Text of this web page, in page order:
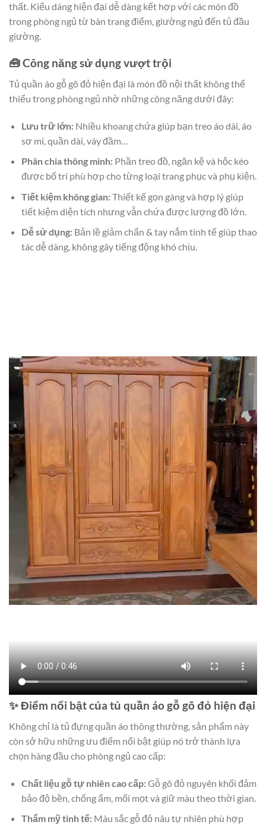
thất. Kiểu dáng hiện đại dễ dàng kết hợp với các món đồ
trong phòng ngủ từ bàn trang điểm, giường ngủ đến tủ đầu
giường.
🧰 Công năng sử dụng vượt trội
Tủ quần áo gỗ gõ đỏ hiện đại là món đồ nội thất không thể
thiếu trong phòng ngủ nhờ những công năng dưới đây:
Lưu trữ lớn:Nhiều khoang chứa giúp bạn treo áo dài, áo
sơ mi, quần dài, váy đầm…
Phân chia thông minh:Phần treo đồ, ngăn kệ và hộc kéo
được bố trí phù hợp cho từng loại trang phục và phụ kiện.
Tiết kiệm không gian:Thiết kế gọn gàng và hợp lý giúp
tiết kiệm diện tích nhưng vẫn chứa được lượng đồ lớn.
Dễ sử dụng:Bản lề giảm chấn & tay nắm tinh tế giúp thao
tác dễ dàng, không gây tiếng động khó chịu.
✨ Điểm nổi bật của tủ quần áo gỗ gõ đỏ hiện đại
Không chỉ là tủ đựng quần áo thông thường, sản phẩm này
còn sở hữu những ưu điểm nổi bật giúp nó trở thành lựa
chọn hàng đầu cho phòng ngủ cao cấp:
Chất liệu gỗ tự nhiên cao cấp:Gỗ gõ đỏ nguyên khối đảm
bảo độ bền, chống ẩm, mối mọt và giữ màu theo thời gian.
Thẩm mỹ tinh tế:Màu sắc gỗ đỏ nâu tự nhiên phù hợp